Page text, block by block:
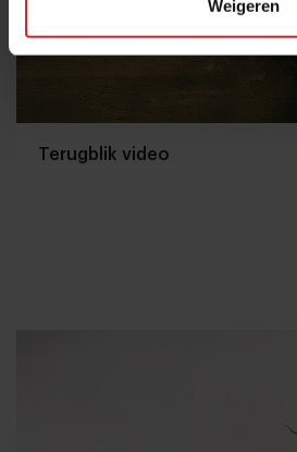
Weigeren
Terugblik video